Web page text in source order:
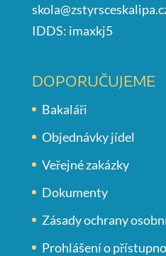
IDDS: imaxkj5
DOPORUČUJEME
Bakaláři
Objednávky jídel
Veřejné zakázky
Dokumenty
Zásady ochrany
Prohlášení o